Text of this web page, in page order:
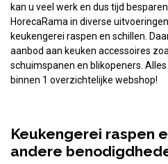
kan u veel werk en dus tijd
HorecaRama in diverse
keukengerei raspen en schillen.
aanbod aan keuken accessoires
schuimspanen en blikopeners.
binnen 1 overzichtelijke webshop!
Keukengerei raspen
andere